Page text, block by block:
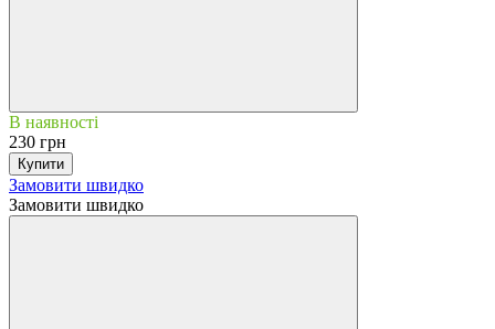
В наявності
230 грн
Купити
Замовити швидко
Замовити швидко